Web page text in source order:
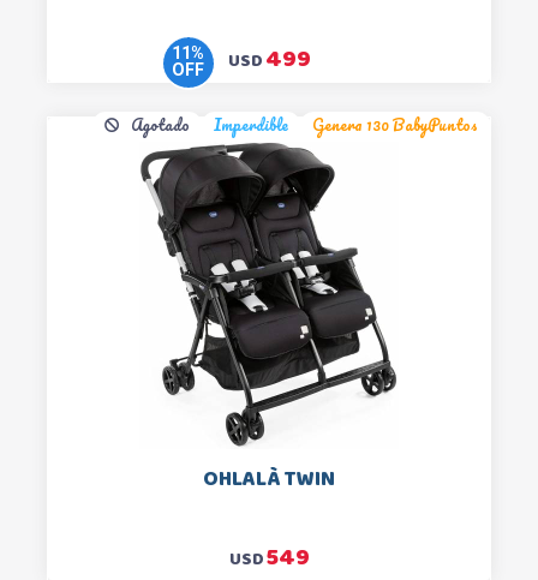
11%
OFF
USD499
Agotado Imperdible Genera 130 BabyPuntos
OHLALÀ TWIN
USD549